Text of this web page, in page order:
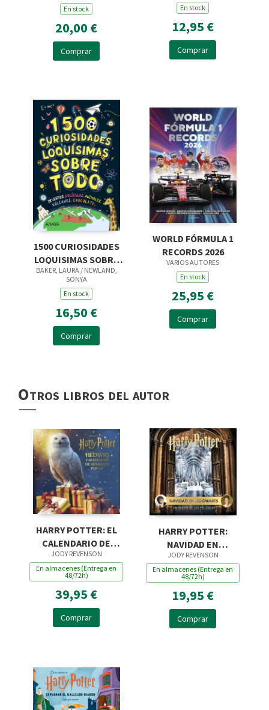
En stock
20,00 €
Comprar
En stock
12,95 €
Comprar
1500 CURIOSIDADES
LOQUISIMAS SOBRE
TODO
BAKER, LAURA / NEWLAND,
SONYA
En stock
16,50 €
Comprar
WORLD FÓRMULA 1
RECORDS 2026
VARIOS AUTORES
En stock
25,95 €
Comprar
Otros libros del autor
HARRY POTTER: EL
CALENDARIO DE
ADVIENTO POP-UP
DE HEDWIG
JODY REVENSON
En almacenes (Entrega en
48/72h)
39,95 €
Comprar
HARRY POTTER:
NAVIDAD EN
HOGWARTS. UN
ALBUM DE LAS
PELICULAS
JODY REVENSON
En almacenes (Entrega en
48/72h)
19,95 €
Comprar